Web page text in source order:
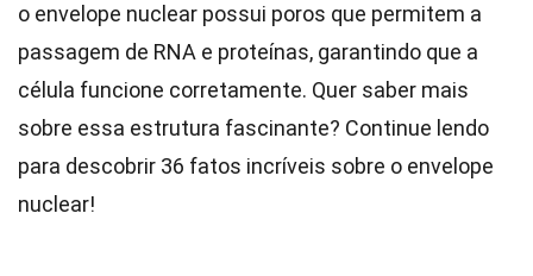
o envelope nuclear possui poros que permitem a
passagem de RNA e proteínas, garantindo que a
célula funcione corretamente. Quer saber mais
sobre essa estrutura fascinante? Continue lendo
para descobrir 36 fatos incríveis sobre o envelope
nuclear!